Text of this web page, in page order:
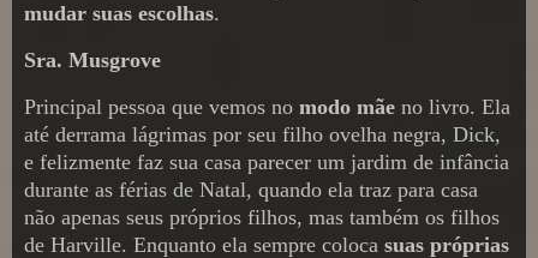
mudar suas escolhas.
Sra. Musgrove
Principal pessoa que vemos no modo mãe no livro. Ela
até derrama lágrimas por seu filho ovelha negra, Dick,
e felizmente faz sua casa parecer um jardim de infância
durante as férias de Natal, quando ela traz para casa
não apenas seus próprios filhos, mas também os filhos
de Harville. Enquanto ela sempre coloca suas próprias